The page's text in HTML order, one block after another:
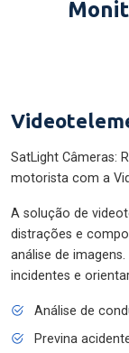
SatLight Câmeras:
motorista com a
A solução de
distrações e
análise de
incidentes e
Análise de
Previna